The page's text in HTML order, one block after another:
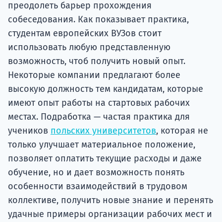
преодолеть барьер прохождения
собеседования. Как показывает практика,
студентам европейских ВУЗов стоит
использовать любую представленную
возможность, чтоб получить новый опыт.
Некоторые компании предлагают более
высокую должность тем кандидатам, которые
имеют опыт работы на стартовых рабочих
местах. Подработка — частая практика для
учеников польских университетов, которая не
только улучшает материальное положение,
позволяет оплатить текущие расходы и даже
обучение, но и дает возможность понять
особенности взаимодействий в трудовом
коллективе, получить новые знание и перенять
удачные примеры организации рабочих мест и